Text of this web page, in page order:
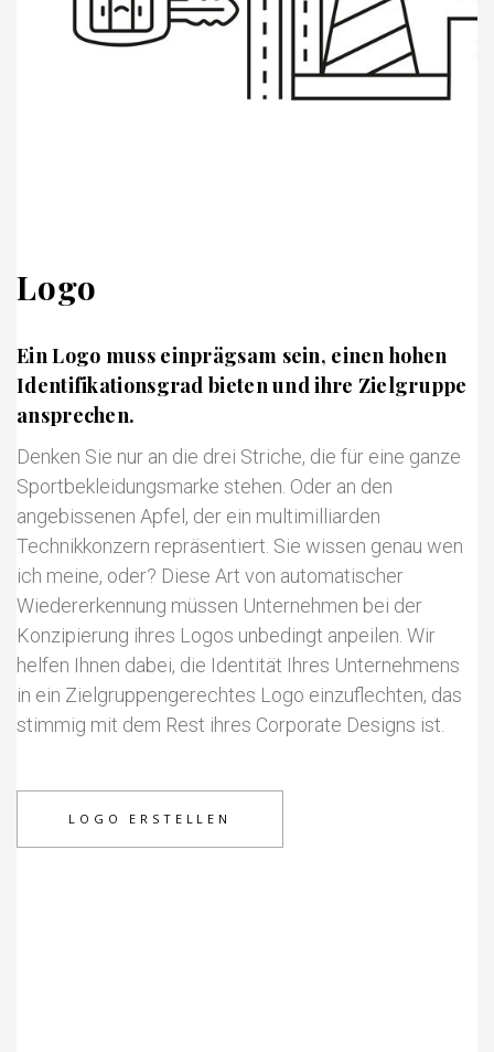
Logo
Ein Logo muss einprägsam sein, einen hohen
Identifikationsgrad bieten und ihre Zielgruppe
ansprechen.
Denken Sie nur an die drei Striche, die für eine ganze
Sportbekleidungsmarke stehen. Oder an den
angebissenen Apfel, der ein multimilliarden
Technikkonzern repräsentiert. Sie wissen genau wen
ich meine, oder? Diese Art von automatischer
Wiedererkennung müssen Unternehmen bei der
Konzipierung ihres Logos unbedingt anpeilen. Wir
helfen Ihnen dabei, die Identität Ihres Unternehmens
in ein Zielgruppengerechtes Logo einzuflechten, das
stimmig mit dem Rest ihres Corporate Designs ist.
LOGO ERSTELLEN